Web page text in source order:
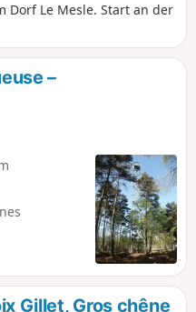
Dorf Le Mesle. Start an der
–
Gillet, Gros chêne